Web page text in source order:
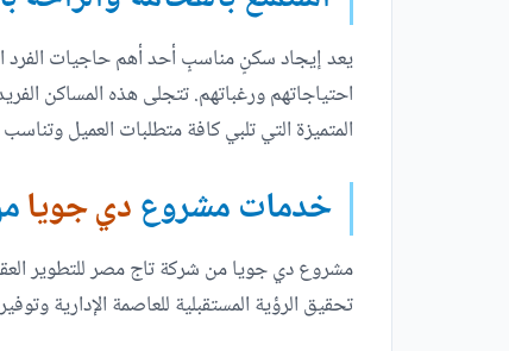
يعد إيجاد سكنٍ مناسبٍ أحد أهم حاجيات الفرد
احتياجاتهم ورغباتهم. تتجلى هذه المساكن
المتميزة التي تلبي كافة متطلبات العميل
خدمات مشروعدي جويا
مشروع دي جويا من شركة تاج مصر للتطوير
تحقيق الرؤية المستقبلية للعاصمة الإدارية